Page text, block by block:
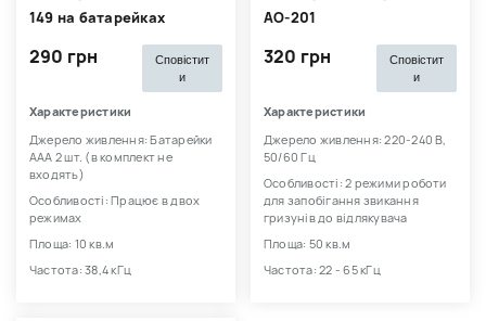
149 на батарейках
290 грн
Сповістит
и
Характеристики
Джерело живлення: Батарейки
AАА 2 шт. (в комплект не
входять)
Особливості: Працює в двох
режимах
Площа: 10 кв.м
Частота: 38,4 кГц
АО-201
320 грн
Сповістит
и
Характеристики
Джерело живлення: 220-240 В,
50/60 Гц
Особливості: 2 режими роботи
для запобігання звикання
гризунів до відлякувача
Площа: 50 кв.м
Частота: 22 - 65 кГц